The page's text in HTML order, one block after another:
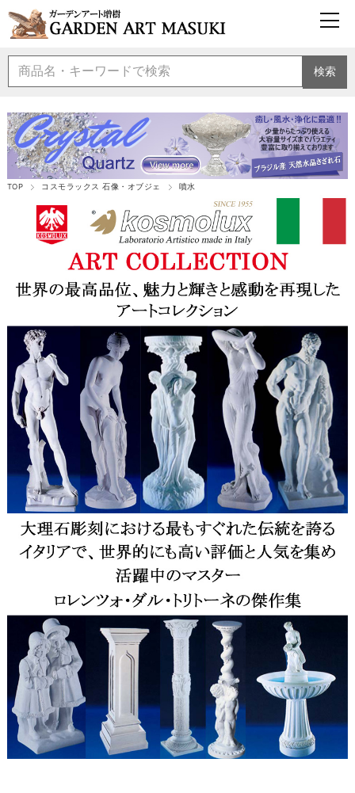
検索
TOP コスモラックス 石像・オブジェ 噴水